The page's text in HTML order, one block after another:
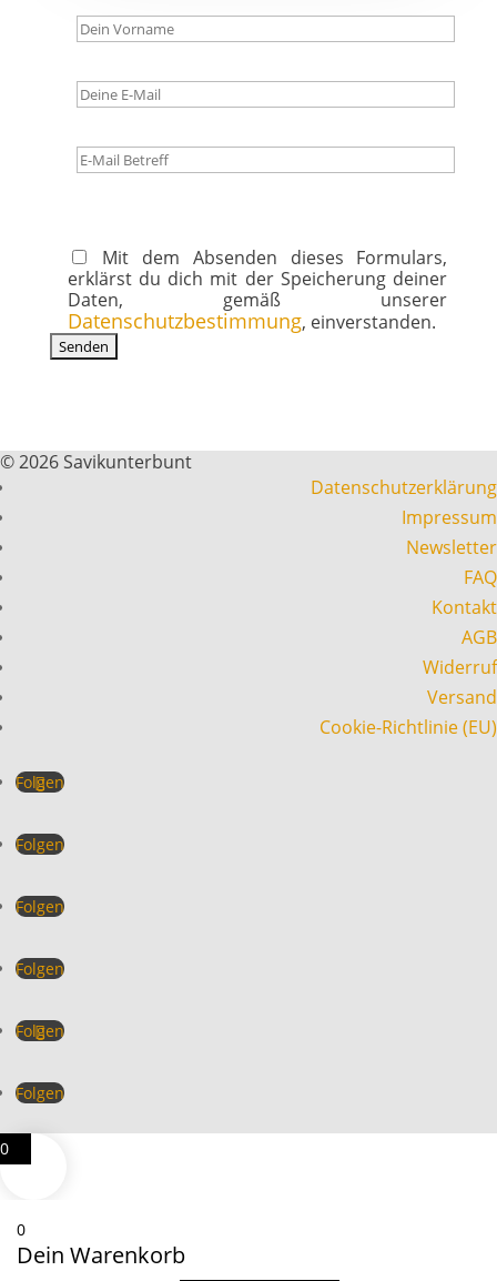
Mit dem Absenden dieses Formulars,
erklärst du dich mit der Speicherung deiner
Daten, gemäß unserer
Datenschutzbestimmung, einverstanden.
© 2026 Savikunterbunt
Datenschutzerklärung
Impressum
Newsletter
FAQ
Kontakt
AGB
Widerruf
Versand
Cookie-Richtlinie (EU)
Folgen
Folgen
Folgen
Folgen
Folgen
Folgen
0
0
Dein Warenkorb